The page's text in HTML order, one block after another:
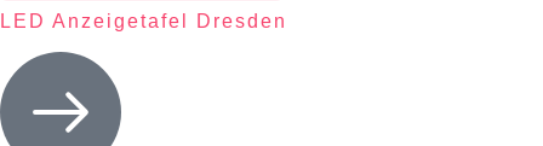
LED Anzeigetafel Dresden